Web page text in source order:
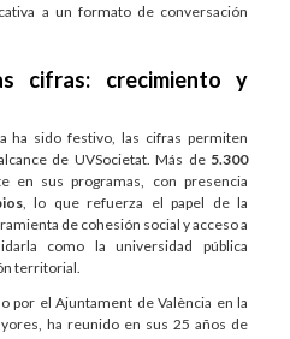
a un formato de conversación
cifras: crecimiento y
ha sido festivo, las cifras permiten
de UVSocietat. Más de 5.300
en sus programas, con presencia
, lo que refuerza el papel de la
de cohesión social y acceso a
como la universidad pública
territorial.
por el Ajuntament de València en la
ha reunido en sus 25 años de